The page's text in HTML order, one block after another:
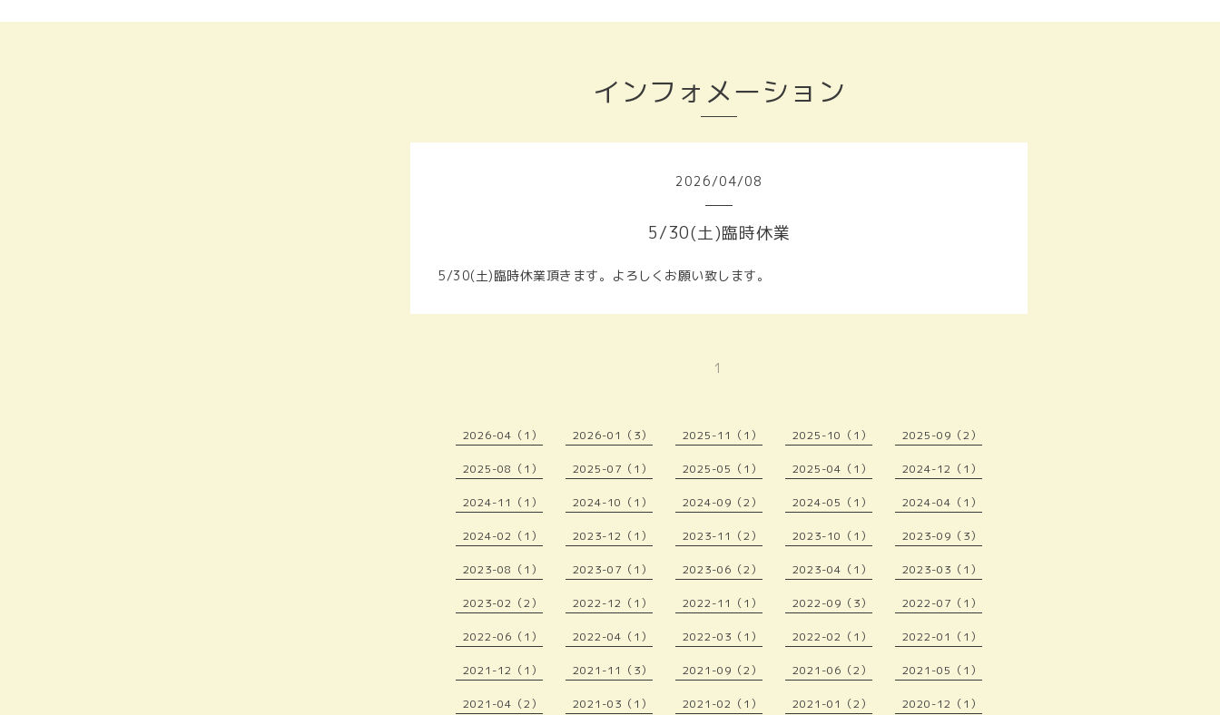
インフォメーション
2026/04/08
5/30(土)臨時休業
5/30(土)臨時休業頂きます。よろしくお願い致します。
1
2026-04（1） 2026-01（3） 2025-11（1） 2025-10（1） 2025-09（2）
2025-08（1） 2025-07（1） 2025-05（1） 2025-04（1） 2024-12（1）
2024-11（1） 2024-10（1） 2024-09（2） 2024-05（1） 2024-04（1）
2024-02（1） 2023-12（1） 2023-11（2） 2023-10（1） 2023-09（3）
2023-08（1） 2023-07（1） 2023-06（2） 2023-04（1） 2023-03（1）
2023-02（2） 2022-12（1） 2022-11（1） 2022-09（3） 2022-07（1）
2022-06（1） 2022-04（1） 2022-03（1） 2022-02（1） 2022-01（1）
2021-12（1） 2021-11（3） 2021-09（2） 2021-06（2） 2021-05（1）
2021-04（2） 2021-03（1） 2021-02（1） 2021-01（2） 2020-12（1）